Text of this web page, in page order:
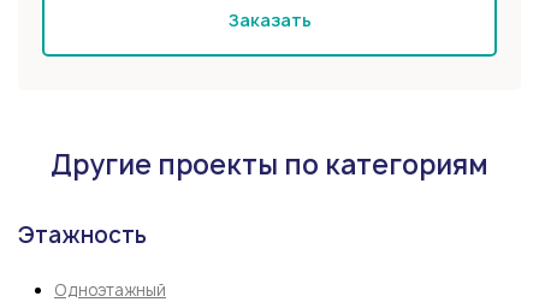
Заказать
Другие проекты по категориям
Этажность
Одноэтажный